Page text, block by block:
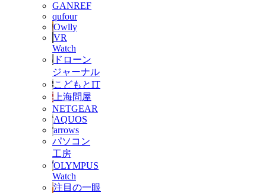
GANREF
qufour
Owlly
VR
Watch
ドローン
ジャーナル
こどもとIT
上海問屋
NETGEAR
AQUOS
arrows
パソコン
工房
OLYMPUS
Watch
注目の一眼